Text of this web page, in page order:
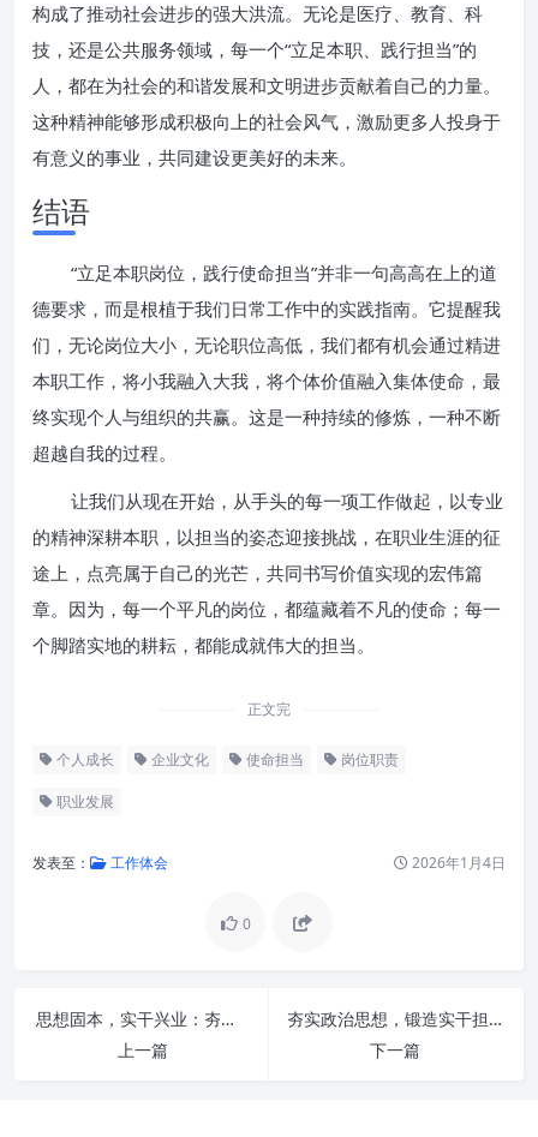
构成了推动社会进步的强大洪流。无论是医疗、教育、科
技，还是公共服务领域，每一个“立足本职、践行担当”的
人，都在为社会的和谐发展和文明进步贡献着自己的力量。
这种精神能够形成积极向上的社会风气，激励更多人投身于
有意义的事业，共同建设更美好的未来。
结语
“立足本职岗位，践行使命担当”并非一句高高在上的道
德要求，而是根植于我们日常工作中的实践指南。它提醒我
们，无论岗位大小，无论职位高低，我们都有机会通过精进
本职工作，将小我融入大我，将个体价值融入集体使命，最
终实现个人与组织的共赢。这是一种持续的修炼，一种不断
超越自我的过程。
让我们从现在开始，从手头的每一项工作做起，以专业
的精神深耕本职，以担当的姿态迎接挑战，在职业生涯的征
途上，点亮属于自己的光芒，共同书写价值实现的宏伟篇
章。因为，每一个平凡的岗位，都蕴藏着不凡的使命；每一
个脚踏实地的耕耘，都能成就伟大的担当。
正文完
个人成长 企业文化 使命担当 岗位职责
职业发展
发表至： 工作体会 2026年1月4日
0
思想固本，实干兴业：夯实政治思想，驱动高效担当新征程
上一篇
夯实政治思想，锻造实干担当，追求效率卓越：新时代的胜战之道
下一篇
深刻理解“立足本职岗位”的内涵
践行“使命担当”的多元维度